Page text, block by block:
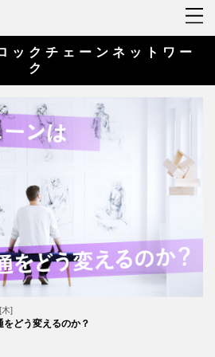
ックチェーンネットワー
ク
木]
どう変えるのか？